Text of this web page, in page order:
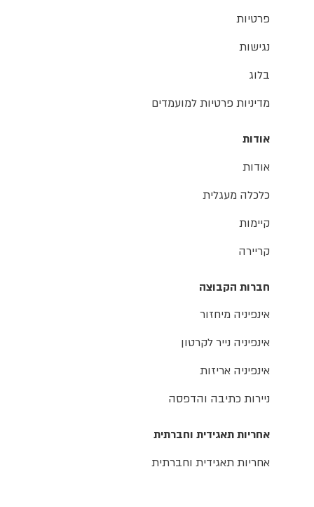
פרטיות
נגישות
בלוג
מדיניות פרטיות למועמדים
אודות
אודות
כלכלה מעגלית
קיימות
קריירה
חברות הקבוצה
אינפיניה מיחזור
אינפיניה נייר לקרטון
אינפיניה אריזות
ניירות כתיבה והדפסה
אחריות תאגידית וחברתית
אחריות תאגידית וחברתית